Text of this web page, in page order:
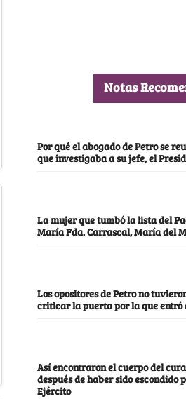
Notas
Por qué el abogado de Petro se
que investigaba a su jefe, el
La mujer que tumbó la lista del
María Fda. Carrascal, María del
Los opositores de Petro no
criticar la puerta por la que entró
Así encontraron el cuerpo del
después de haber sido escondido
Ejército